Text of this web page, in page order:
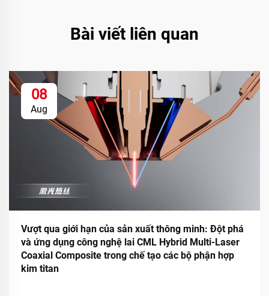
Bài viết liên quan
08
Aug
Vượt qua giới hạn của sản xuất thông minh: Đột phá
và ứng dụng công nghệ lai CML Hybrid Multi-Laser
Coaxial Composite trong chế tạo các bộ phận hợp
kim titan